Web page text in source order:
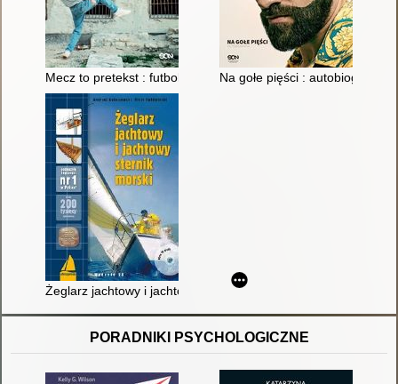
Mecz to pretekst : futbol, wojna, politykaNa gołe pięści : autobiografia
Żeglarz jachtowy i jachtowy sternik morski
PORADNIKI PSYCHOLOGICZNE